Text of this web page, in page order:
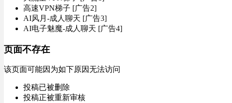
高速VPN梯子 [广告2]
AI风月-成人聊天 [广告3]
AI电子魅魔-成人聊天 [广告4]
页面不存在
该页面可能因为如下原因无法访问
投稿已被删除
投稿正被重新审核